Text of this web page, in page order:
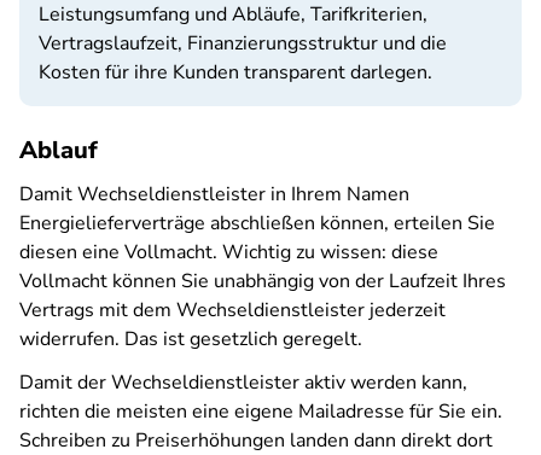
Leistungsumfang und Abläufe, Tarifkriterien,
Vertragslaufzeit, Finanzierungsstruktur und die
Kosten für ihre Kunden transparent darlegen.
Ablauf
Damit Wechseldienstleister in Ihrem Namen
Energielieferverträge abschließen können, erteilen Sie
diesen eine Vollmacht. Wichtig zu wissen: diese
Vollmacht können Sie unabhängig von der Laufzeit Ihres
Vertrags mit dem Wechseldienstleister jederzeit
widerrufen. Das ist gesetzlich geregelt.
Damit der Wechseldienstleister aktiv werden kann,
richten die meisten eine eigene Mailadresse für Sie ein.
Schreiben zu Preiserhöhungen landen dann direkt dort